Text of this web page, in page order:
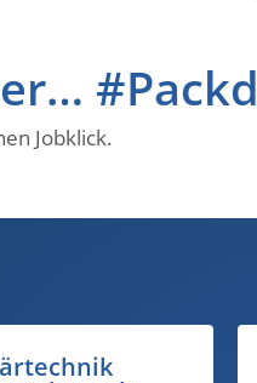
Jobklick.
(m/w/d) -